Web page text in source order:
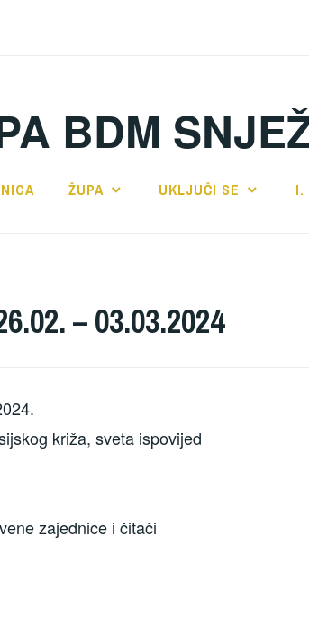
BDM
ŽUPA UKLJUČI SE I.
– 03.03.2024
križa, sveta ispovijed
zajednice i čitači